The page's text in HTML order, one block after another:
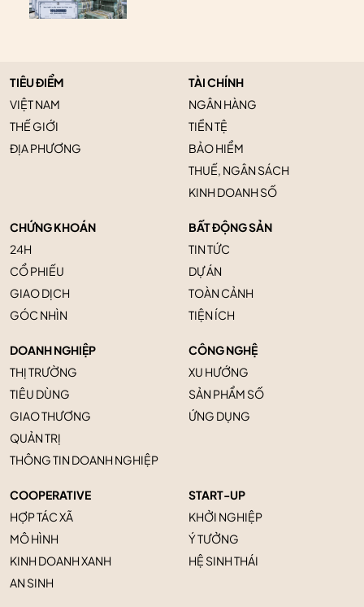
TIÊU ĐIỂM
VIỆT NAM
THẾ GIỚI
ĐỊA PHƯƠNG
TÀI CHÍNH
NGÂN HÀNG
TIỀN TỆ
BẢO HIỂM
THUẾ, NGÂN SÁCH
KINH DOANH SỐ
CHỨNG KHOÁN
24H
CỔ PHIẾU
GIAO DỊCH
GÓC NHÌN
BẤT ĐỘNG SẢN
TIN TỨC
DỰ ÁN
TOÀN CẢNH
TIỆN ÍCH
DOANH NGHIỆP
THỊ TRƯỜNG
TIÊU DÙNG
GIAO THƯƠNG
QUẢN TRỊ
THÔNG TIN DOANH NGHIỆP
CÔNG NGHỆ
XU HƯỚNG
SẢN PHẨM SỐ
ỨNG DỤNG
COOPERATIVE
HỢP TÁC XÃ
MÔ HÌNH
KINH DOANH XANH
AN SINH
START-UP
KHỞI NGHIỆP
Ý TƯỞNG
HỆ SINH THÁI